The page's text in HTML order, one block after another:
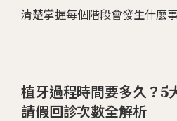
清楚掌握每個階段會發生什麼
植牙過程時間要多久？5
請假回診次數全解析